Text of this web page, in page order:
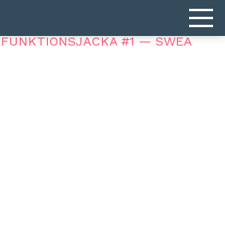
FUNKTIONSJACKA #1 — SWEA